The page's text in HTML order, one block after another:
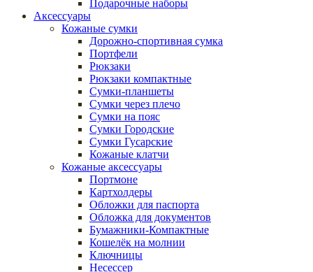
Подарочные наборы
Аксессуары
Кожаные сумки
Дорожно-спортивная сумка
Портфели
Рюкзаки
Рюкзаки компактные
Сумки-планшеты
Сумки через плечо
Сумки на пояс
Сумки Городские
Сумки Гусарские
Кожаные клатчи
Кожаные аксессуары
Портмоне
Картхолдеры
Обложки для паспорта
Обложка для документов
Бумажники-Компактные
Кошелёк на молнии
Ключницы
Несессер